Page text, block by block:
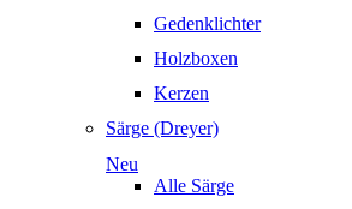
Gedenklichter
Holzboxen
Kerzen
Särge (Dreyer)
Neu
Alle Särge